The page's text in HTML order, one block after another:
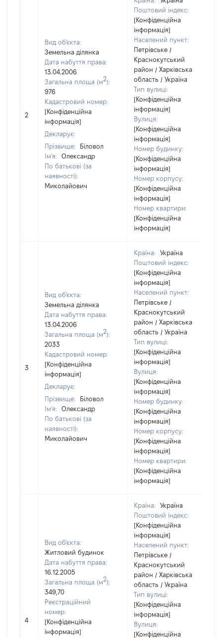
2
Вид об'єкта:
Земельна ділянка
Дата набуття права:
13.04.2006
Загальна площа (м2):
976
Кадастровий номер:
[Конфіденційна
інформація]
Декларує:
Прізвище:
Біловол
Ім'я:
Олександр
По батькові (за
наявності):
Миколайович
Поштовий індекс:
[Конфіденційна
інформація]
Населений пункт:
Петрівське /
Краснокутський
район / Харківська
область / Україна
Тип вулиці:
[Конфіденційна
інформація]
Вулиця:
[Конфіденційна
інформація]
Номер будинку:
[Конфіденційна
інформація]
Номер корпусу:
[Конфіденційна
інформація]
Номер квартири:
[Конфіденційна
інформація]
3
Вид об'єкта:
Земельна ділянка
Дата набуття права:
13.04.2006
Загальна площа (м2):
2033
Кадастровий номер:
[Конфіденційна
інформація]
Декларує:
Прізвище:
Біловол
Ім'я:
Олександр
По батькові (за
наявності):
Миколайович
Країна:
Україна
Поштовий індекс:
[Конфіденційна
інформація]
Населений пункт:
Петрівське /
Краснокутський
район / Харківська
область / Україна
Тип вулиці:
[Конфіденційна
інформація]
Вулиця:
[Конфіденційна
інформація]
Номер будинку:
[Конфіденційна
інформація]
Номер корпусу:
[Конфіденційна
інформація]
Номер квартири:
[Конфіденційна
інформація]
4
Вид об'єкта:
Житловий будинок
Дата набуття права:
16.12.2005
Загальна площа (м2):
349,70
Реєстраційний
номер:
[Конфіденційна
інформація]
Країна:
Україна
Поштовий індекс:
[Конфіденційна
інформація]
Населений пункт:
Петрівське /
Краснокутський
район / Харківська
область / Україна
Тип вулиці:
[Конфіденційна
інформація]
Вулиця:
[Конфіденційна